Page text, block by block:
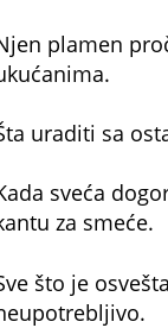
plamen
uraditi sa
sveća
za smeće.
što je